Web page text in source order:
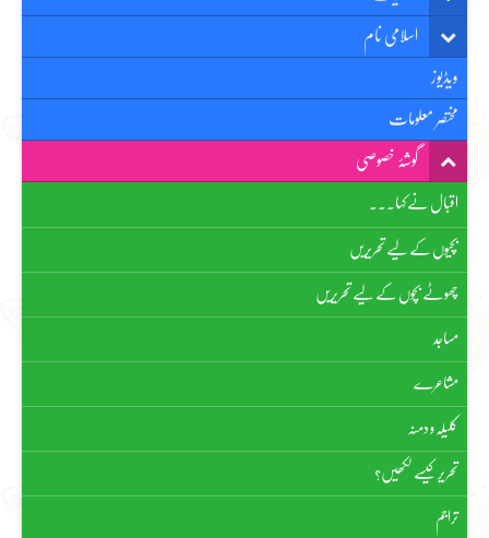
اسلامی نام
ویڈیوز
مختصر معلومات
گوشۂ خصوصی
اقبال نے کہا۔۔۔
بچیوں کے لیے تحریریں
چھوٹے بچوں کے لیے تحریریں
مساجد
مشاعرے
کلیلہ و دمنہ
تحریر کیسے لکھیں؟
تراجم